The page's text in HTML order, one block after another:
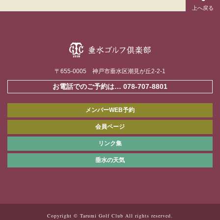
〒655-0005 神戸市垂水区潮見が丘2-2-1
お電話でのご予約は… 078-707-8801
メンバーWEB予約
会員ページ
リンク集
垂水の天気
Copyright © Tarumi Golf Club All rights reserved.